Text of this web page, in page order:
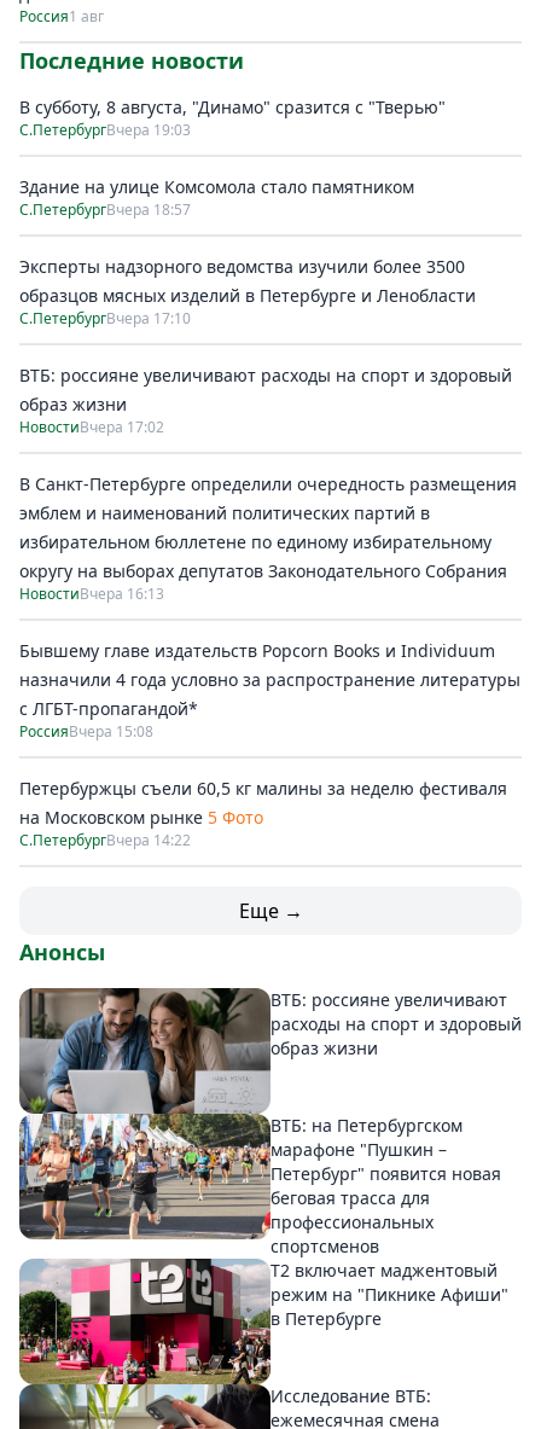
Россия1 авг
Последние новости
В субботу, 8 августа, "Динамо" сразится с "Тверью"
С.ПетербургВчера 19:03
Здание на улице Комсомола стало памятником
С.ПетербургВчера 18:57
Эксперты надзорного ведомства изучили более 3500
образцов мясных изделий в Петербурге и Ленобласти
С.ПетербургВчера 17:10
ВТБ: россияне увеличивают расходы на спорт и здоровый
образ жизни
НовостиВчера 17:02
В Санкт-Петербурге определили очередность размещения
эмблем и наименований политических партий в
избирательном бюллетене по единому избирательному
округу на выборах депутатов Законодательного Собрания
НовостиВчера 16:13
Бывшему главе издательств Popcorn Books и Individuum
назначили 4 года условно за распространение литературы
с ЛГБТ-пропагандой*
РоссияВчера 15:08
Петербуржцы съели 60,5 кг малины за неделю фестиваля
на Московском рынке 5 Фото
С.ПетербургВчера 14:22
Еще →
Анонсы
ВТБ: россияне увеличивают
расходы на спорт и здоровый
образ жизни
ВТБ: на Петербургском
марафоне "Пушкин –
Петербург" появится новая
беговая трасса для
профессиональных
спортсменов
Т2 включает маджентовый
режим на "Пикнике Афиши"
в Петербурге
Исследование ВТБ:
ежемесячная смена